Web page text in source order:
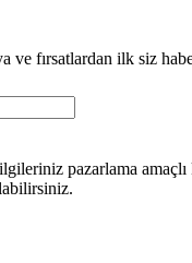
ve fırsatlardan ilk siz
pazarlama amaçlı